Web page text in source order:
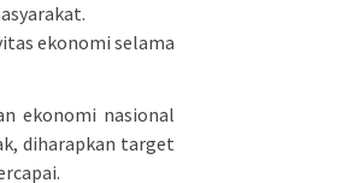
ekonomi selama
ekonomi nasional
diharapkan target